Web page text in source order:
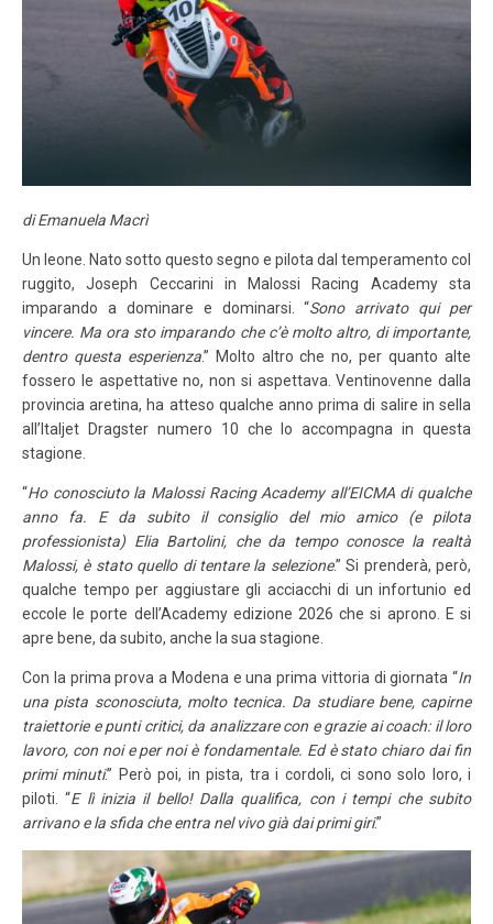
ISCRIVITI ALLA GARA
CALENDARIO
MALOSSI RACING ACADEMY
VELOCE EROI NEL VENTO
PHOTOGALLERY
CLASSIFICHE
CONTATTI
di Emanuela Macrì
Un leone. Nato sotto questo segno e pilota dal temperamento col
ruggito, Joseph Ceccarini in Malossi Racing Academy sta
imparando a dominare e dominarsi. “Sono arrivato qui per
vincere. Ma ora sto imparando che c’è molto altro, di importante,
dentro questa esperienza.” Molto altro che no, per quanto alte
fossero le aspettative no, non si aspettava. Ventinovenne dalla
provincia aretina, ha atteso qualche anno prima di salire in sella
all’Italjet Dragster numero 10 che lo accompagna in questa
stagione.
“Ho conosciuto la Malossi Racing Academy all’EICMA di qualche
anno fa. E da subito il consiglio del mio amico (e pilota
professionista) Elia Bartolini, che da tempo conosce la realtà
Malossi, è stato quello di tentare la selezione.” Si prenderà, però,
qualche tempo per aggiustare gli acciacchi di un infortunio ed
eccole le porte dell’Academy edizione 2026 che si aprono. E si
apre bene, da subito, anche la sua stagione.
Con la prima prova a Modena e una prima vittoria di giornata “In
una pista sconosciuta, molto tecnica. Da studiare bene, capirne
traiettorie e punti critici, da analizzare con e grazie ai coach: il loro
lavoro, con noi e per noi è fondamentale. Ed è stato chiaro dai fin
primi minuti.” Però poi, in pista, tra i cordoli, ci sono solo loro, i
piloti. “E lì inizia il bello! Dalla qualifica, con i tempi che subito
arrivano e la sfida che entra nel vivo già dai primi giri.”